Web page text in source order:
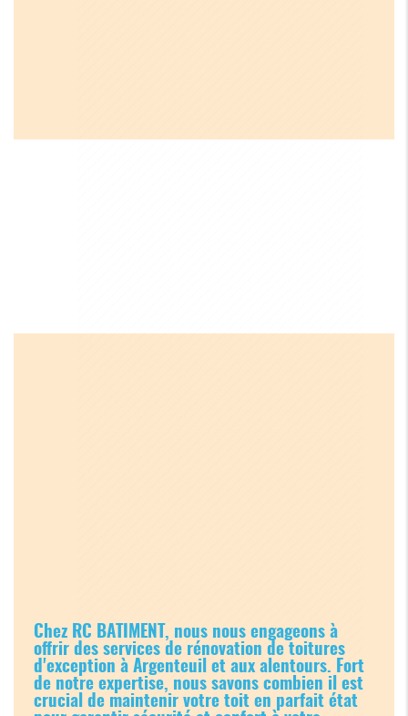
Chez RC BATIMENT, nous nous engageons à
offrir des services de rénovation de toitures
d'exception à Argenteuil et aux alentours. Fort
de notre expertise, nous savons combien il est
crucial de maintenir votre toit en parfait état